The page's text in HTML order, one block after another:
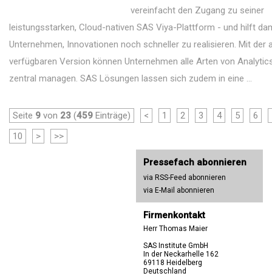
vereinfacht den Zugang zu seiner
leistungsstarken, Cloud-nativen SAS Viya-Plattform - und hilft
Unternehmen, Innovationen noch schneller zu realisieren. Mit der
verfügbaren Version können Unternehmen alle Arten von
zentral managen. SAS Lösungen lassen sich zudem in eine ...
Seite 9 von 23 (459 Einträge) < 1 2 3 4 5 6
10
> >>
Pressefach abonnieren
via RSS-Feed abonnieren
via E-Mail abonnieren
Firmenkontakt
Herr Thomas Maier
SAS Institute GmbH
In der Neckarhelle 162
69118 Heidelberg
Deutschland